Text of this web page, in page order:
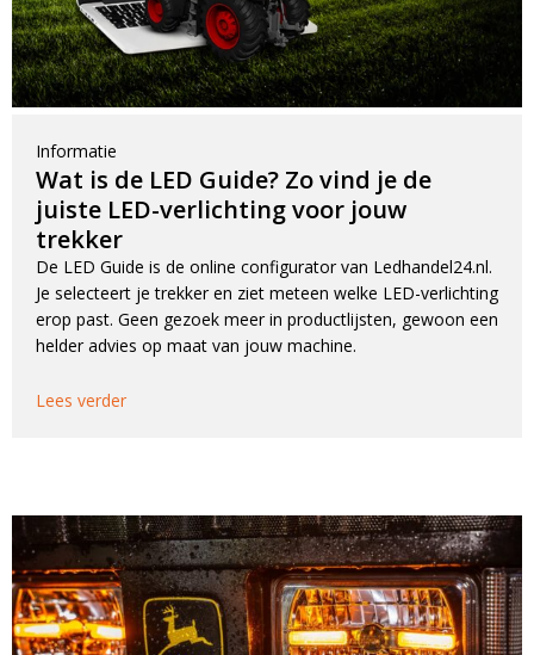
Informatie
Wat is de LED Guide? Zo vind je de
juiste LED-verlichting voor jouw
trekker
De LED Guide is de online configurator van Ledhandel24.nl.
Je selecteert je trekker en ziet meteen welke LED-verlichting
erop past. Geen gezoek meer in productlijsten, gewoon een
helder advies op maat van jouw machine.
Lees verder